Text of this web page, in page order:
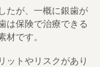
たが、一概に銀歯が
は保険で治療できる
です。
ットやリスクがあり